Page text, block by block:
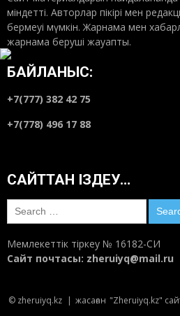
міндетті. Авторлар пікірі мен
бермеуі мүмкін. Жарнама мен
жарнама беруші жауапты.
БАЙЛАНЫС:
+7(777) 382 42 75
+7(778) 496 17 88
САЙТТАН ІЗДЕУ…
Search
for:
Мемлекеттік тіркеу № 16182-СИ
Сайт почтасы: zheruiyq@mail.ru
© zheruiyq.kz | жасаған "Zheruiyq.kz"